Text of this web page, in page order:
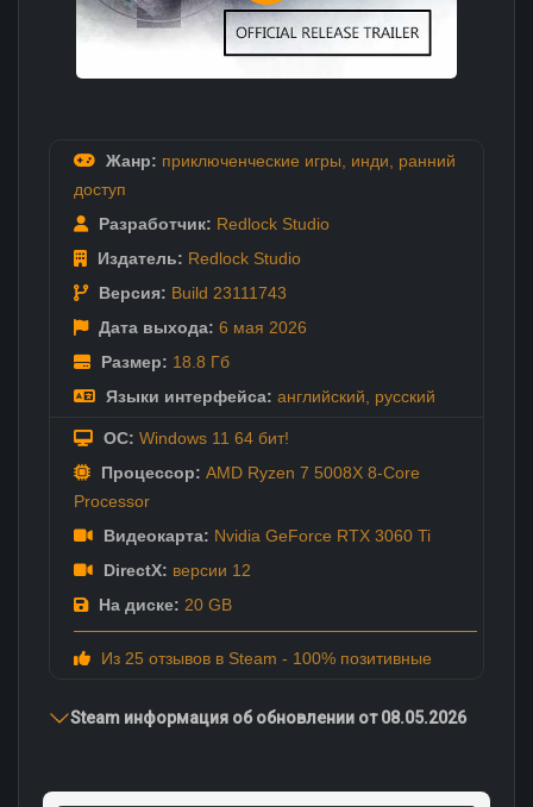
Жанр: приключенческие игры инди
ранний
доступ
Разработчик: Redlock Studio
Издатель: Redlock Studio
Версия: Build 23111743
Дата выхода: 6 мая 2026
Размер: 18.8 Гб
Языки интерфейса: английский русский
ОС: Windows 11 64 бит!
Процессор: AMD Ryzen 7 5008X 8-Core
Processor
Видеокарта: Nvidia GeForce RTX 3060 Ti
DirectX: версии 12
На диске: 20 GB
Из 25 отзывов в Steam - 100% позитивные
Steam информация об обновлении от 08.05.2026